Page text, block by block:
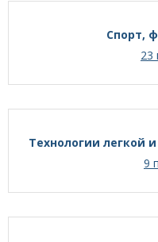
Спорт,
23
Технологии легкой
9